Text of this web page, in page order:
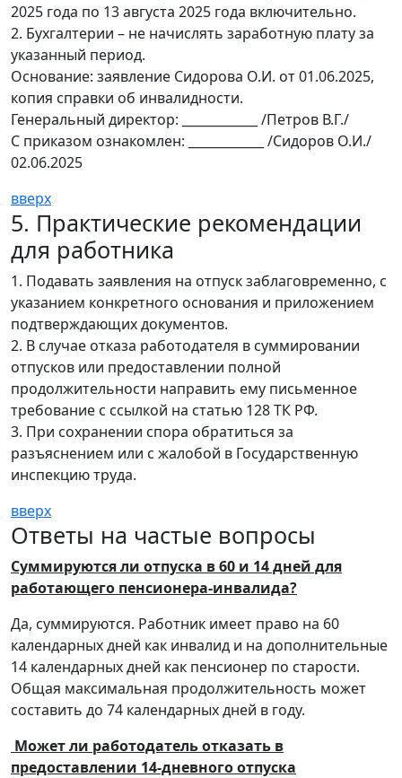
2025 года по 13 августа 2025 года включительно.
2. Бухгалтерии – не начислять заработную плату за
указанный период.
Основание: заявление Сидорова О.И. от 01.06.2025,
копия справки об инвалидности.
Генеральный директор: ____________ /Петров В.Г./
С приказом ознакомлен: ____________ /Сидоров О.И./
02.06.2025
вверх
5. Практические рекомендации
для работника
1. Подавать заявления на отпуск заблаговременно, с
указанием конкретного основания и приложением
подтверждающих документов.
2. В случае отказа работодателя в суммировании
отпусков или предоставлении полной
продолжительности направить ему письменное
требование с ссылкой на статью 128 ТК РФ.
3. При сохранении спора обратиться за
разъяснением или с жалобой в Государственную
инспекцию труда.
вверх
Ответы на частые вопросы
Суммируются ли отпуска в 60 и 14 дней для
работающего пенсионера-инвалида?
Да, суммируются. Работник имеет право на 60
календарных дней как инвалид и на дополнительные
14 календарных дней как пенсионер по старости.
Общая максимальная продолжительность может
составить до 74 календарных дней в году.
Может ли работодатель отказать в
предоставлении 14-дневного отпуска